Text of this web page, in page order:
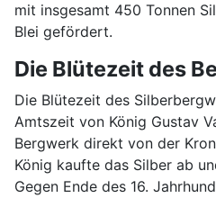
mit insgesamt 450 Tonnen
Blei gefördert.
Die Blütezeit des
Die Blütezeit des
Amtszeit von König Gustav
Bergwerk direkt von der
König kaufte das Silber ab
Gegen Ende des 16.